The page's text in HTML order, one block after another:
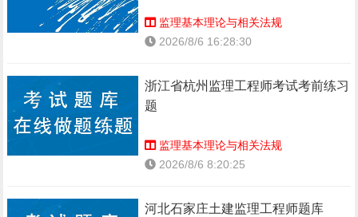
监理基本理论与相关法规
2026/8/6 16:28:30
浙江省杭州监理工程师考试考前练习
题
监理基本理论与相关法规
2026/8/6 8:20:25
河北石家庄土建监理工程师题库